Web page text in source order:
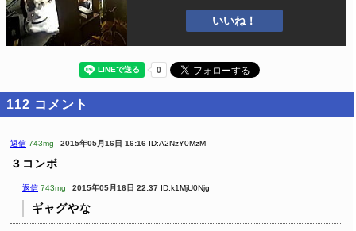
いいね！
112 コメント
返信 743mg 2015年05月16日 16:16 ID:A2NzY0MzM
３コンボ
返信 743mg 2015年05月16日 22:37 ID:k1MjU0Njg
ギャグやな